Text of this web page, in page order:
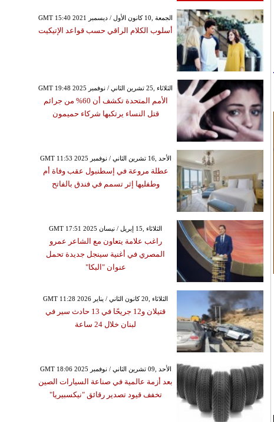
GMT 15:40 2021 الجمعة ,10 كانون الأول / ديسمبر
أسلوب الكلام الراقي حسب قواعد الإتيكيت
GMT 19:48 2025 الثلاثاء ,25 تشرين الثاني / نوفمبر
الأمم المتحدة تكشف أن 60% من جرائم
قتل النساء يرتكبها شركاء حميمون
GMT 11:53 2025 الأحد ,16 تشرين الثاني / نوفمبر
عطلة مروعة في إسطنبول عقب وفاة أم
وطفليها إثر تسمم في فندق بالفاتح
GMT 17:51 2025 الثلاثاء ,15 إبريل / نيسان
راغب علامة يتعاون مع الشاعر عمرو
المصري في أغنية سينجل جديدة تحمل
عنوان "البكا"
GMT 11:28 2026 الثلاثاء ,20 كانون الثاني / يناير
قتيلان و12 جريحًا في 13 حادث سير في
لبنان خلال 24 ساعة
GMT 18:06 2025 الأحد ,09 تشرين الثاني / نوفمبر
بعد أزمة عالمية في صناعة السيارات الصين
تخفف قيود تصدير رقائق "نيكسبيريا"